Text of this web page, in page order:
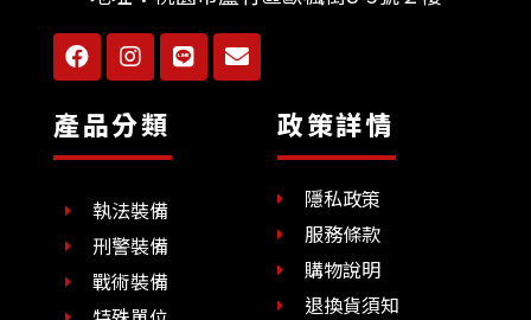
F
a
c
e
b
o
I
n
s
t
a
g
a
m
L
i
n
E
n
v
產品分類
執法裝備
刑警裝備
戰術裝備
政策詳情
隱私政策
服務條款
購物說明
退換貨須知